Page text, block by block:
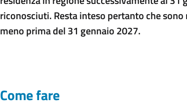
riconosciuti. Resta inteso pertanto che
meno prima del 31 gennaio 2027.
Come fare